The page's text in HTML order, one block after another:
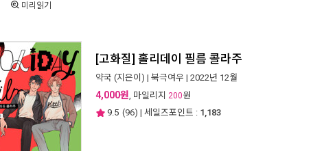
미리읽기
[고화질] 홀리데이 필름 콜라주
약국 (지은이) | 북극여우 | 2022년 12월
4,000원, 마일리지 200원
9.5 (96) | 세일즈포인트 : 1,183